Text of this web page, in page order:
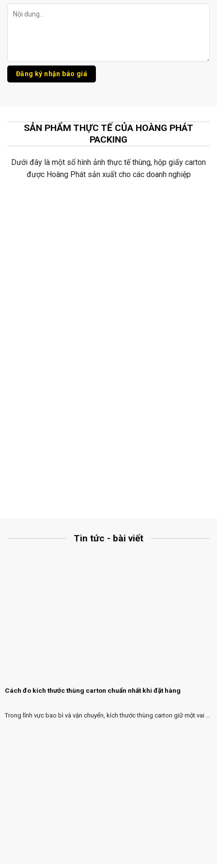
SẢN PHẨM THỰC TẾ CỦA HOÀNG PHÁT
PACKING
Dưới đây là một số hình ảnh thực tế thùng, hộp giấy carton
được Hoàng Phát sản xuất cho các doanh nghiệp
Tin tức - bài viết
Cách đo kích thước thùng carton chuẩn nhất khi đặt hàng
Trong lĩnh vực bao bì và vận chuyển, kích thước thùng carton giữ một vai ...